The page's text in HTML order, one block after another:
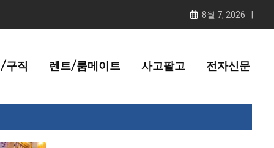
8월 7, 2026
구직 렌트/룸메이트 사고팔고 전자신문